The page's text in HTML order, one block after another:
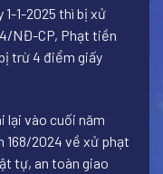
1-1-2025 thì bị xử
NĐ-CP, Phạt tiền
trừ 4 điểm giấy
lại vào cuối năm
2024 về xử phạt
tự, an toàn giao